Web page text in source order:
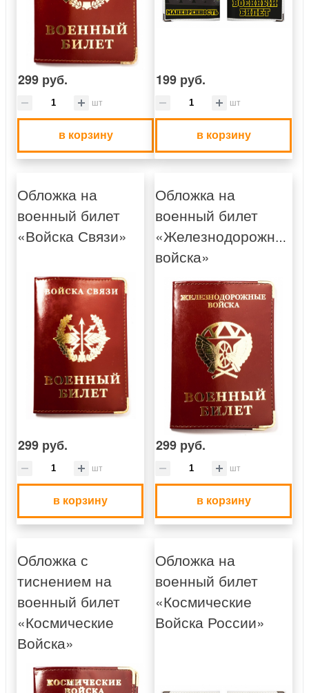
299 руб.
шт
в корзину
199 руб.
шт
в корзину
Обложка на
военный билет
«Войска Связи»
299 руб.
шт
в корзину
Обложка на
военный билет
«Железнодорожные
войска»
299 руб.
шт
в корзину
Обложка с
тиснением на
военный билет
«Космические
Войска»
Обложка на
военный билет
«Космические
Войска России»